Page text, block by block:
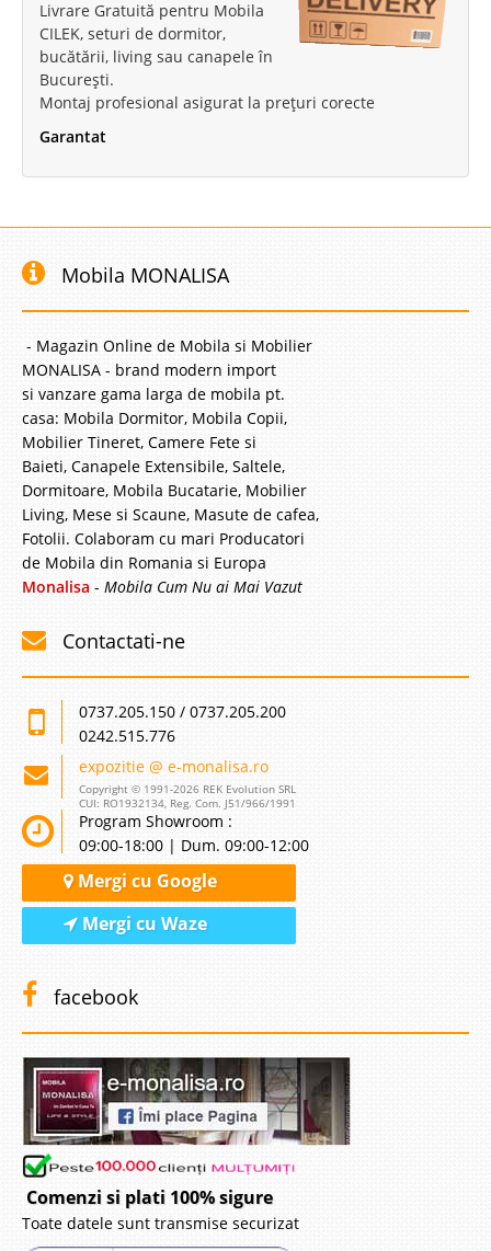
Livrare Gratuită pentru Mobila
CILEK, seturi de dormitor,
bucătării, living sau canapele în
București.
Montaj profesional asigurat la prețuri corecte
Garantat
Mobila MONALISA
- Magazin Online de Mobila si Mobilier
MONALISA - brand modern import
si vanzare gama larga de mobila pt.
casa: Mobila Dormitor, Mobila Copii,
Mobilier Tineret, Camere Fete si
Baieti, Canapele Extensibile, Saltele,
Dormitoare, Mobila Bucatarie, Mobilier
Living, Mese si Scaune, Masute de cafea,
Fotolii. Colaboram cu mari Producatori
de Mobila din Romania si Europa
Monalisa - Mobila Cum Nu ai Mai Vazut
Contactati-ne
0737.205.150 / 0737.205.200
0242.515.776
expozitie @ e-monalisa.ro
Copyright © 1991-2026 REK Evolution SRL
CUI: RO1932134, Reg. Com. J51/966/1991
Program Showroom :
09:00-18:00 | Dum. 09:00-12:00
Mergi cu Google
Mergi cu Waze
facebook
Comenzi si plati 100% sigure
Toate datele sunt transmise securizat